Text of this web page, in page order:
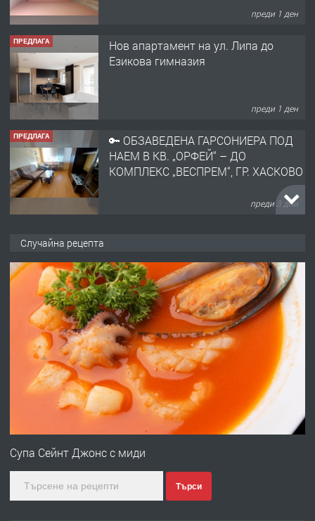
преди 1 ден
ПРЕДЛАГА
Нов апартамент на ул. Липа до
Езикова гимназия
преди 1 ден
ПРЕДЛАГА
🔑 ОБЗАВЕДЕНА ГАРСОНИЕРА ПОД
НАЕМ В КВ. „ОРФЕЙ“ – ДО
КОМПЛЕКС „ВЕСПРЕМ“, ГР. ХАСКОВО
преди 3 дни
АПАРТАМЕНТ В ЦЕНТЪРА НА ГР.
ХАСКОВО
преди 4 дни
ПРЕДЛАГА Давам гараж под наем
преди 4 дни
№4120 Магазин/Офис под наем в кв.
градската градина!
Случайна рецепта
Супа Сейнт Джонс с миди
Търси